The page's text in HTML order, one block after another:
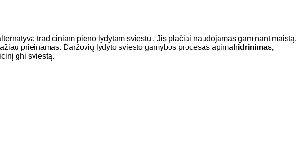
tradiciniam pieno lydytam sviestui. Jis plačiai naudojamas gaminant maistą,
prieinamas. Daržovių lydyto sviesto gamybos procesas apima hidrinimas,
ghi sviestą.